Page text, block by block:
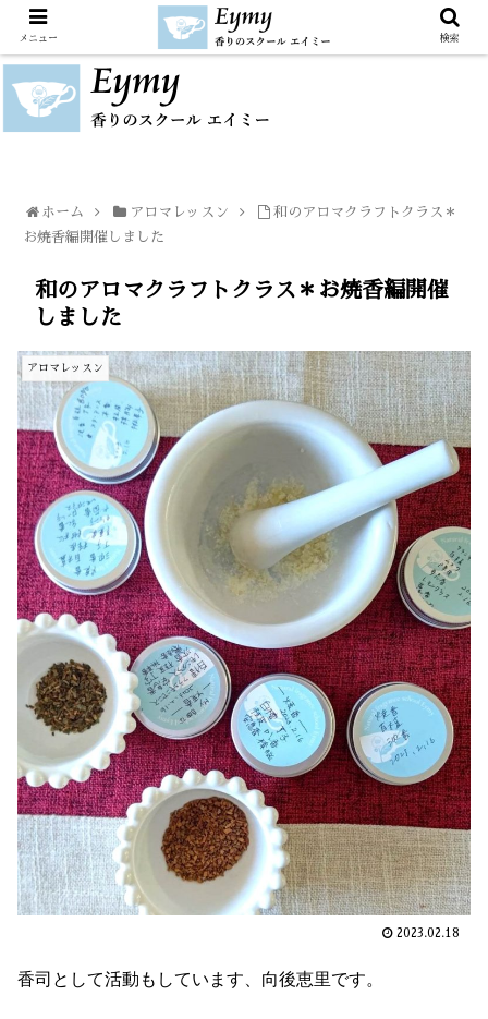
ホーム アロマレッスン
和のアロマクラフトクラス＊
お焼香編開催しました
和のアロマクラフトクラス＊お焼香編開催
しました
アロマレッスン
2023.02.18
香司として活動もしています、向後恵里です。
メニュー 検索